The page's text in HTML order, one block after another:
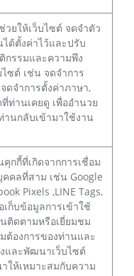
วยให้เว็บไซต์ จดจำตัว
ได้ตั้งค่าไว้และปรับ
กรรมและความพึง
ซต์ เช่น จดจำการ
ดจำการตั้งค่าภาษา,
ท่านเคยดู เพื่ออำนวย
านกลับเข้ามาใช้งาน
กกี้ที่เกิดจากการเชื่อม
คคลที่สาม เช่น Google
Pixels ,LINE Tags,
เก็บข้อมูลการเข้าใช้
ติดตามหรือเยี่ยมชม
ต้องการของท่านและ
และพัฒนาเว็บไซต์
ให้เหมาะสมกับความ